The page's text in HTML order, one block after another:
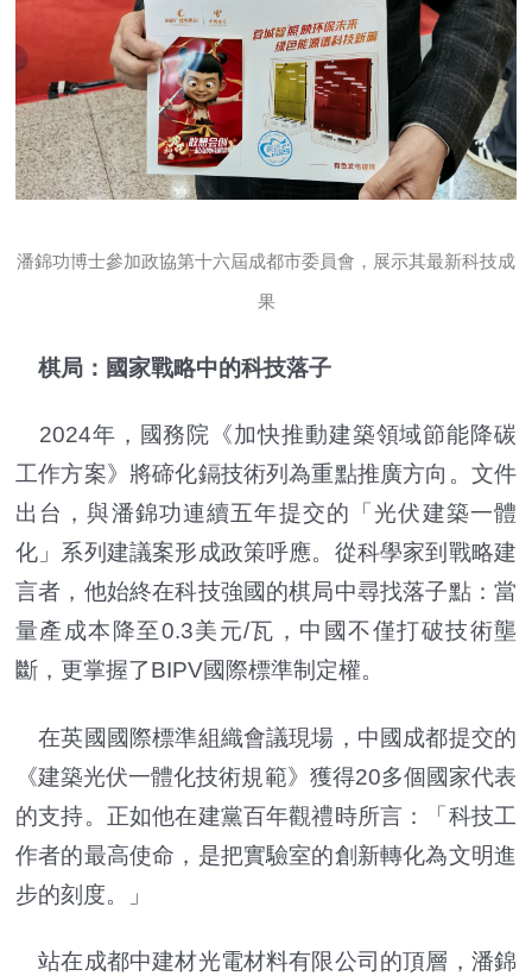
潘錦功博士參加政協第十六屆成都市委員會，展示其最新科技成
果
棋局：國家戰略中的科技落子
2024年，國務院《加快推動建築領域節能降碳
工作方案》將碲化鎘技術列為重點推廣方向。文件
出台，與潘錦功連續五年提交的「光伏建築一體
化」系列建議案形成政策呼應。從科學家到戰略建
言者，他始終在科技強國的棋局中尋找落子點：當
量產成本降至0.3美元/瓦，中國不僅打破技術壟
斷，更掌握了BIPV國際標準制定權。
在英國國際標準組織會議現場，中國成都提交的
《建築光伏一體化技術規範》獲得20多個國家代表
的支持。正如他在建黨百年觀禮時所言：「科技工
作者的最高使命，是把實驗室的創新轉化為文明進
步的刻度。」
站在成都中建材光電材料有限公司的頂層，潘錦